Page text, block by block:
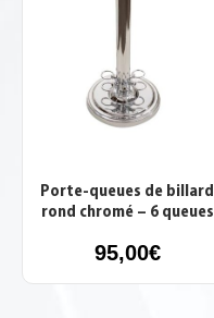
Porte-queues de billard
rond chromé – 6 queues
95,00€